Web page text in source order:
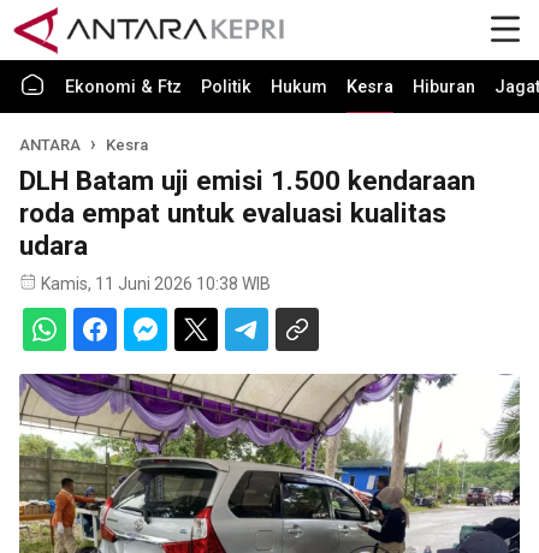
Ekonomi & Ftz Politik Hukum Kesra Hiburan Jagat
ANTARA Kesra
DLH Batam uji emisi 1.500 kendaraan
roda empat untuk evaluasi kualitas
udara
Kamis, 11 Juni 2026 10:38 WIB